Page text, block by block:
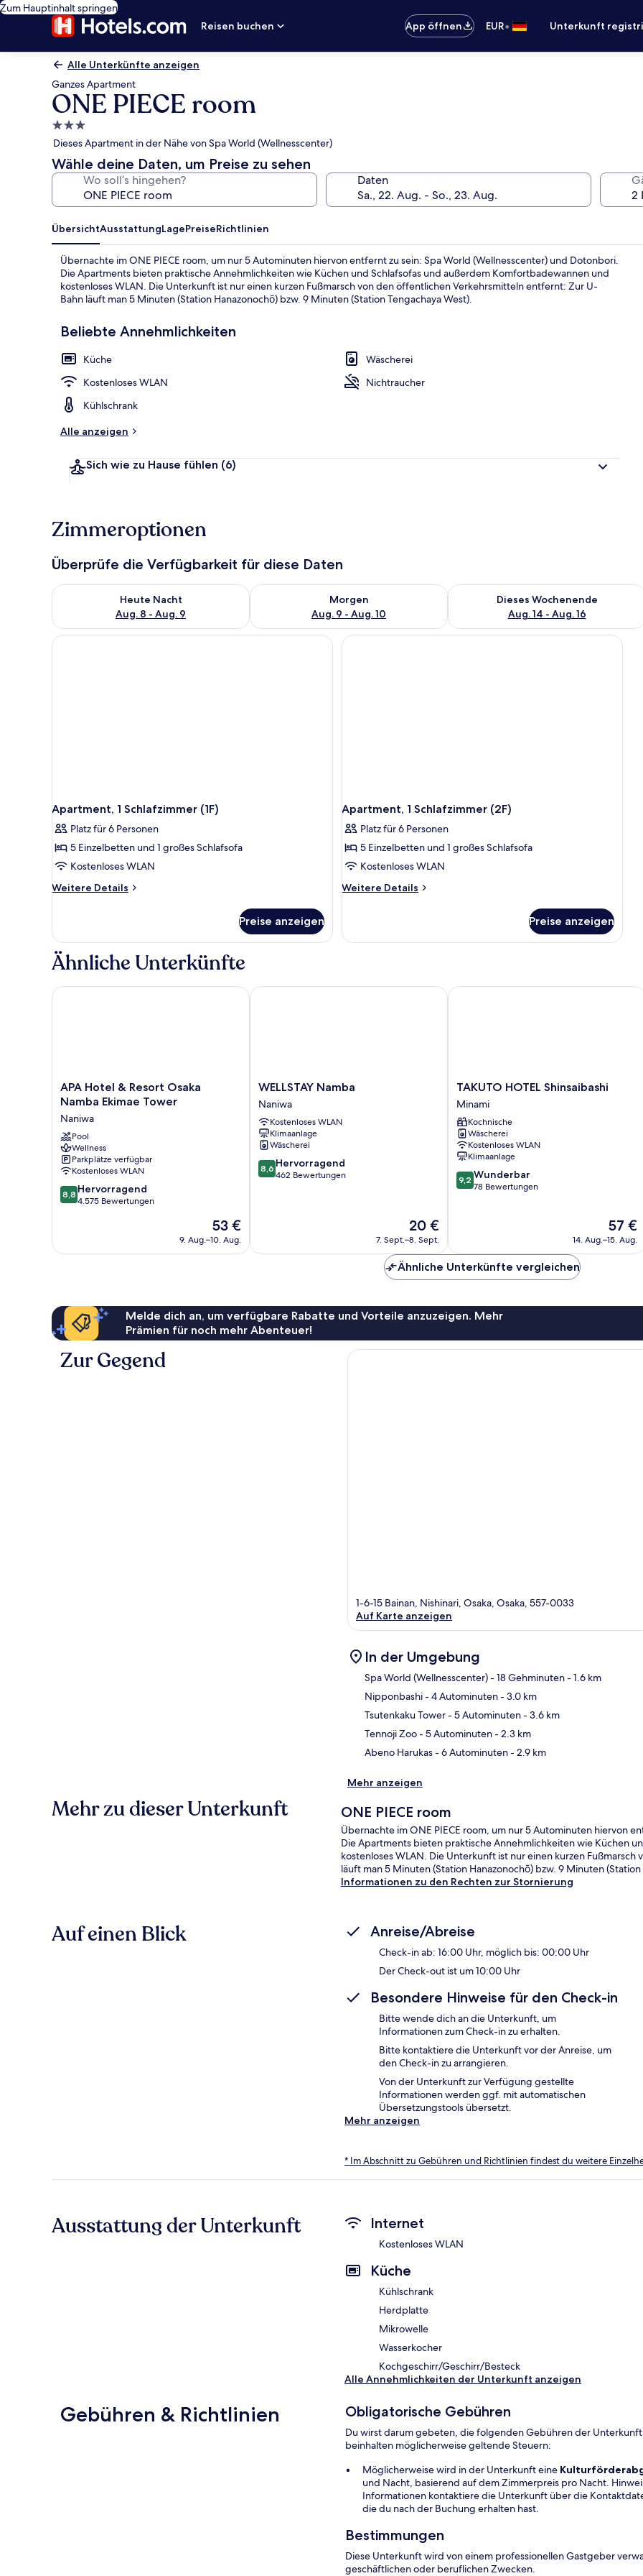
Zum Hauptinhalt springen
Reisen buchen
App öffnen EUR• Unterkunft
Alle Unterkünfte anzeigen
Ganzes Apartment
ONE PIECE room
3.0-
Sterne-
Unterkunft
Dieses Apartment in der Nähe von Spa World (Wellnesscenter)
Wähle deine Daten, um Preise zu sehen
Wo soll’s hingehen? Daten
ÜbersichtAusstattungLagePreiseRichtlinien
Übernachte im ONE PIECE room, um nur 5 Autominuten hiervon entfernt zu sein: Spa World (Wellnesscenter) und Dotonbori.
Die Apartments bieten praktische Annehmlichkeiten wie Küchen und Schlafsofas und außerdem Komfortbadewannen und
kostenloses WLAN. Die Unterkunft ist nur einen kurzen Fußmarsch von den öffentlichen Verkehrsmitteln entfernt: Zur U-
Bahn läuft man 5 Minuten (Station Hanazonochō) bzw. 9 Minuten (Station Tengachaya West).
Beliebte Annehmlichkeiten
Küche
Wäscherei
Kostenloses WLAN
Nichtraucher
Kühlschrank
Alle anzeigen
Sich wie zu Hause fühlen (6)
Zimmeroptionen
Überprüfe die Verfügbarkeit für diese Daten
Heute Nacht
Aug. 8 - Aug. 9
Überprüfe die Verfügbarkeit für heute Nacht, Aug. 8 - Aug. 9.
Morgen
Aug. 9 - Aug. 10
Überprüfe die Verfügbarkeit für morgen, Aug. 9 - Aug. 10.
Dieses Wochenende
Aug. 14 - Aug. 16
Überprüfe die Verfügbarkeit für
Apartment, 1 Schlafzimmer (1F)
Platz für 6 Personen
5 Einzelbetten und 1 großes Schlafsofa
Kostenloses WLAN
Weitere Details
Weitere
1
Schlafzimmer
(1F)
Preise anzeigen
Apartment, 1 Schlafzimmer (2F)
Platz für 6 Personen
5 Einzelbetten und 1 großes Schlafsofa
Kostenloses WLAN
Weitere Details
Weitere
1
Preise anzeigen
Ähnliche Unterkünfte
APA
Hotel
Resort
Osaka
Namba
Ekimae
Tower
Naniwa
APA Hotel & Resort Osaka
Namba Ekimae Tower
Naniwa
Pool
Wellness
Parkplätze verfügbar
Kostenloses WLAN
8.8
von
Bewertungen
8,8 Hervorragend
4.575 Bewertungen
Der
Preis
beträgt
53 €
9. Aug.–10. Aug.
APA Hotel & Resort Osaka Namba Ekimae Tower
WELLSTAY
Namba
Naniwa
WELLSTAY Namba
Naniwa
Kostenloses WLAN
Klimaanlage
Wäscherei
8.6
von
8,6 Hervorragend
462 Bewertungen
Der
Preis
beträgt
20 €
20 €
7. Sept.–8. Sept.
WELLSTAY Namba
TAKUTO
HOTEL
Shinsaibashi
Minami
TAKUTO HOTEL Shinsaibashi
Minami
Kochnische
Wäscherei
Kostenloses WLAN
Klimaanlage
9.2
von
9,2 Wunderbar
78 Bewertungen
Der
Preis
beträgt
57 €
14. Aug.–15. Aug.
TAKUTO HOTEL Shinsaibashi
Ähnliche Unterkünfte vergleichen
Melde dich an, um verfügbare Rabatte und Vorteile anzuzeigen. Mehr
Prämien für noch mehr Abenteuer!
Zur Gegend
1-6-15 Bainan, Nishinari, Osaka, Osaka, 557-0033
Auf Karte anzeigen
In der Umgebung
Spa World (Wellnesscenter)- 18 Gehminuten- 1.6 km
Nipponbashi- 4 Autominuten- 3.0 km
Tsutenkaku Tower- 5 Autominuten- 3.6 km
Tennoji Zoo- 5 Autominuten- 2.3 km
Abeno Harukas- 6 Autominuten- 2.9 km
Mehr anzeigen
Mehr zu dieser Unterkunft ONE PIECE room
Übernachte im ONE PIECE room, um nur 5 Autominuten hiervon
Die Apartments bieten praktische Annehmlichkeiten wie Küchen
kostenloses WLAN. Die Unterkunft ist nur einen kurzen
läuft man 5 Minuten (Station Hanazonochō) bzw. 9 Minuten (Station
Informationen zu den Rechten zur Stornierung
Auf einen Blick Anreise/Abreise
Check-in ab: 16:00 Uhr, möglich bis: 00:00 Uhr
Der Check-out ist um 10:00 Uhr
Besondere Hinweise für den Check-in
Bitte wende dich an die Unterkunft, um
Informationen zum Check-in zu erhalten.
Bitte kontaktiere die Unterkunft vor der Anreise, um
den Check-in zu arrangieren.
Von der Unterkunft zur Verfügung gestellte
Informationen werden ggf. mit automatischen
Übersetzungstools übersetzt.
Mehr anzeigen
* Im Abschnitt zu Gebühren und Richtlinien findest du weitere
Ausstattung der Unterkunft Internet
Kostenloses WLAN
Küche
Kühlschrank
Herdplatte
Mikrowelle
Wasserkocher
Kochgeschirr/Geschirr/Besteck
Alle Annehmlichkeiten der Unterkunft anzeigen
Gebühren & Richtlinien Obligatorische Gebühren
Du wirst darum gebeten, die folgenden Gebühren der
beinhalten möglicherweise geltende Steuern:
Möglicherweise wird in der Unterkunft eine
und Nacht, basierend auf dem Zimmerpreis pro Nacht.
Informationen kontaktiere die Unterkunft über die
die du nach der Buchung erhalten hast.
Bestimmungen
Diese Unterkunft wird von einem professionellen Gastgeber
geschäftlichen oder beruflichen Zwecken.